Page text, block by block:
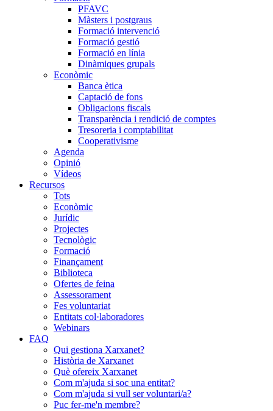
PFAVC
Màsters i postgraus
Formació intervenció
Formació gestió
Formació en línia
Dinàmiques grupals
Econòmic
Banca ètica
Captació de fons
Obligacions fiscals
Transparència i rendició de comptes
Tresoreria i comptabilitat
Cooperativisme
Agenda
Opinió
Vídeos
Recursos
Tots
Econòmic
Jurídic
Projectes
Tecnològic
Formació
Finançament
Biblioteca
Ofertes de feina
Assessorament
Fes voluntariat
Entitats col·laboradores
Webinars
FAQ
Qui gestiona Xarxanet?
Història de Xarxanet
Què ofereix Xarxanet
Com m'ajuda si soc una entitat?
Com m'ajuda si vull ser voluntari/a?
Puc fer-me'n membre?